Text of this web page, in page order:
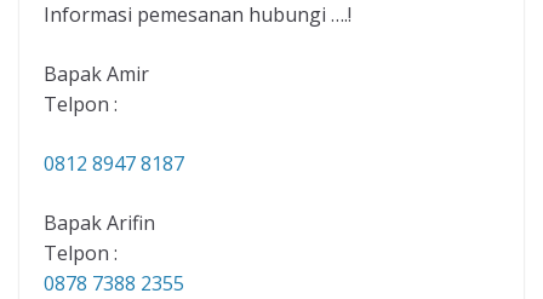
Informasi pemesanan hubungi ….!
Bapak Amir
Telpon :
0812 8947 8187
Bapak Arifin
Telpon :
0878 7388 2355